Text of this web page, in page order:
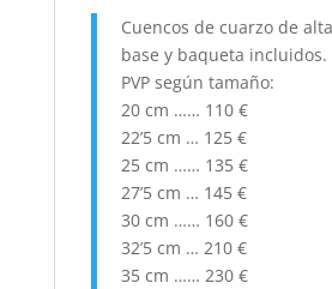
Cuencos de cuarzo de
base y baqueta incluidos.
PVP según tamaño:
20 cm …… 110 €
22’5 cm … 125 €
25 cm …… 135 €
27’5 cm … 145 €
30 cm …… 160 €
32’5 cm … 210 €
35 cm …… 230 €